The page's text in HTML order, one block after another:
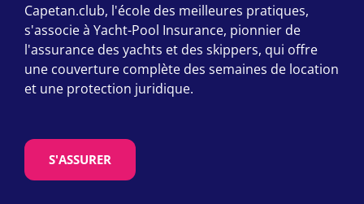
Capetan.club, l'école des meilleures pratiques,
s'associe à Yacht-Pool Insurance, pionnier de
l'assurance des yachts et des skippers, qui offre
une couverture complète des semaines de location
et une protection juridique.
S'ASSURER